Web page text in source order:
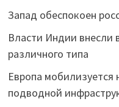
Запад обеспокоен
Власти Индии внесли
различного типа
Европа мобилизуется
подводной